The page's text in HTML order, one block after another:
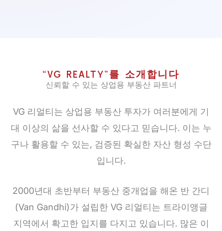
“VG REALTY”를 소개합니다
신뢰할 수 있는 상업용 부동산 파트너
VG 리얼티는 상업용 부동산 투자가 여러분에게 기
대 이상의 삶을 선사할 수 있다고 믿습니다. 이는 누
구나 활용할 수 있는, 검증된 확실한 자산 형성 수단
입니다.
2000년대 초반부터 부동산 중개업을 해온 반 간디
(Van Gandhi)가 설립한 VG 리얼티는 트라이앵글
지역에서 확고한 입지를 다지고 있습니다. 많은 이